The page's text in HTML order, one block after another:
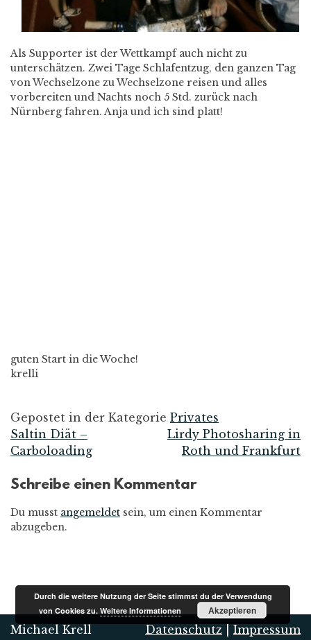
Als Supporter ist der Wettkampf auch nicht zu
unterschätzen. Zwei Tage Schlafentzug, den ganzen Tag
von Wechselzone zu Wechselzone reisen und alles
vorbereiten und Nachts noch 5 Std. zurück nach
Nürnberg fahren. Anja und ich sind platt!
guten Start in die Woche!
krelli
Gepostet in der Kategorie Privates
Beitrags-
Navigation
Saltin Diät –
Carboloading
Lirdy Photosharing in
Roth und Frankfurt
Schreibe einen Kommentar
Du musst angemeldet sein, um einen Kommentar
abzugeben.
Michael Krell Impressum
Datenschutz
Durch die weitere Nutzung der Seite stimmst du der Verwendung
von Cookies zu.Weitere Informationen Akzeptieren